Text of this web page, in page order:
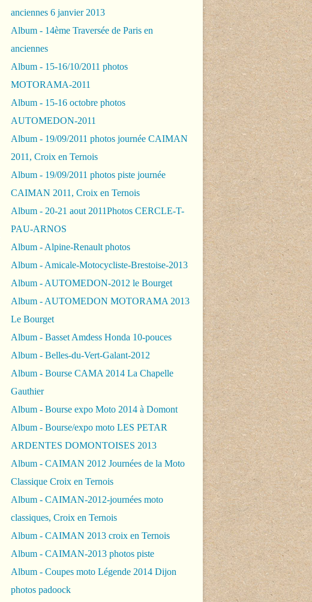
anciennes 6 janvier 2013
Album - 14ème Traversée de Paris en
anciennes
Album - 15-16/10/2011 photos
MOTORAMA-2011
Album - 15-16 octobre photos
AUTOMEDON-2011
Album - 19/09/2011 photos journée CAIMAN
2011, Croix en Ternois
Album - 19/09/2011 photos piste journée
CAIMAN 2011, Croix en Ternois
Album - 20-21 aout 2011Photos CERCLE-T-
PAU-ARNOS
Album - Alpine-Renault photos
Album - Amicale-Motocycliste-Brestoise-2013
Album - AUTOMEDON-2012 le Bourget
Album - AUTOMEDON MOTORAMA 2013
Le Bourget
Album - Basset Amdess Honda 10-pouces
Album - Belles-du-Vert-Galant-2012
Album - Bourse CAMA 2014 La Chapelle
Gauthier
Album - Bourse expo Moto 2014 à Domont
Album - Bourse/expo moto LES PETAR
ARDENTES DOMONTOISES 2013
Album - CAIMAN 2012 Journées de la Moto
Classique Croix en Ternois
Album - CAIMAN-2012-journées moto
classiques, Croix en Ternois
Album - CAIMAN 2013 croix en Ternois
Album - CAIMAN-2013 photos piste
Album - Coupes moto Légende 2014 Dijon
photos padoock